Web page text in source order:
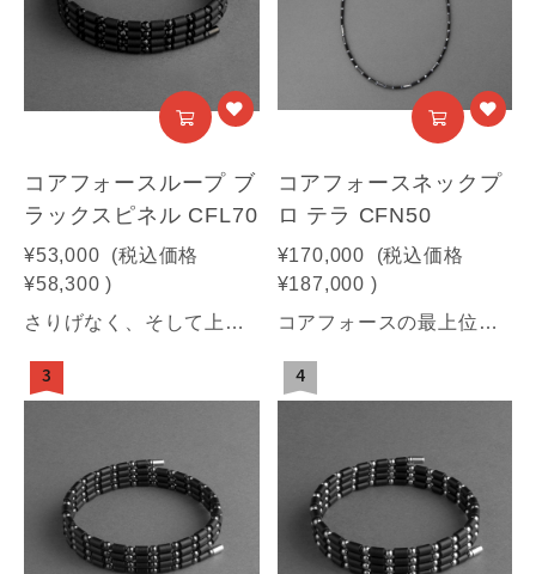
コアフォースループ ブ
ラックスピネル CFL70
¥53,000
(税込価格
¥58,300 )
さりげなく、そして上品に作り込まれた漆黒の輝き。神秘的で深みを感じる大人のブラック。【商品情報】■サイズ：70㎝■素材：ブラックスピネル(装飾部材)・フェライト磁石・サマコバ磁石・SUS316(キャップ部分)・SUS304(ワイヤー部分)《利用可能な決済方法》クレジットカード（Visa / Mastercard / JCB / American Express / Diners Club）／Amazon Pay／PayPay／キャリア決済／代金引換※合計30万円（税込）を超える商品は代金引換はご利用いただけません。予めご了承ください
コアフォースネックプ
ロ テラ CFN50
¥170,000
(税込価格
¥187,000 )
コアフォースの最上位モデル「ネックプロ」。セラミックの光沢とテラ鉱石の輝きが融合し、胸元を艷やかに飾る。高耐性ブラックセラミックのネックレスモデル。【商品情報】■サイズ：50㎝（44cmタイプはこちら）サイズ感につきましてはコアフォース製品使用例をご覧ください。■素材：テラ鉱石(装飾部材)・ジルコニアセラミック・シルバー925(留め具)・SUS304(ワイヤー部分)《利用可能な決済方法》クレジットカード（Visa / Mastercard / JCB / American Express / Diners Club）／Amazon Pay／PayPay／キャリア決済／代金引換※合計30万円（税込）を超える商品は代金引換はご利用いただけません。予めご了承ください
3 4